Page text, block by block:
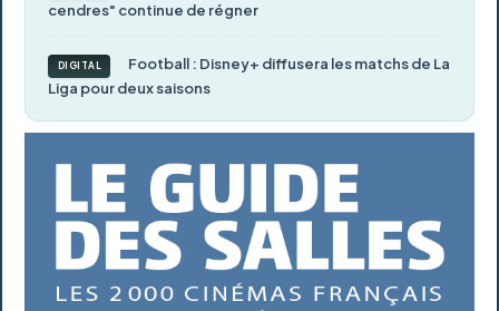
cendres" continue de régner
DIGITAL
Football : Disney+ diffusera les matchs de La
Liga pour deux saisons